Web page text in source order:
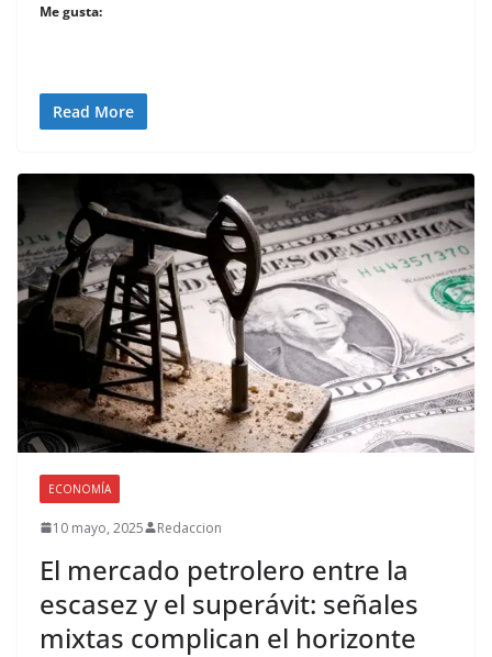
Me gusta:
Read More
ECONOMÍA
10 mayo, 2025 Redaccion
El mercado petrolero entre la
escasez y el superávit: señales
mixtas complican el horizonte